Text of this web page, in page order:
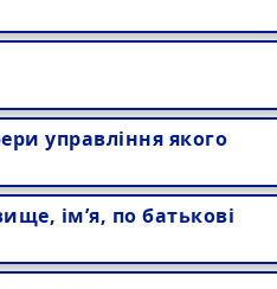
управління якого
ім’я, по батькові